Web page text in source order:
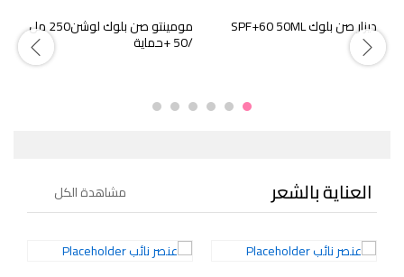
مومينتو صن بلوك لوشن250 مل
/50 +حماية
ديزار صن بلوك SPF+60 50ML
العناية بالشعر مشاهدة الكل